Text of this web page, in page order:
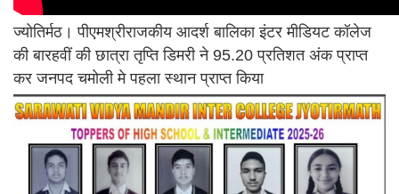
ज्योतिर्मठ। पीएमश्रीराजकीय आदर्श बालिका इंटर मीडियट कॉलेज
की बारहवीं की छात्रा तृप्ति डिमरी ने 95.20 प्रतिशत अंक प्राप्त
कर जनपद चमोली मे पहला स्थान प्राप्त किया